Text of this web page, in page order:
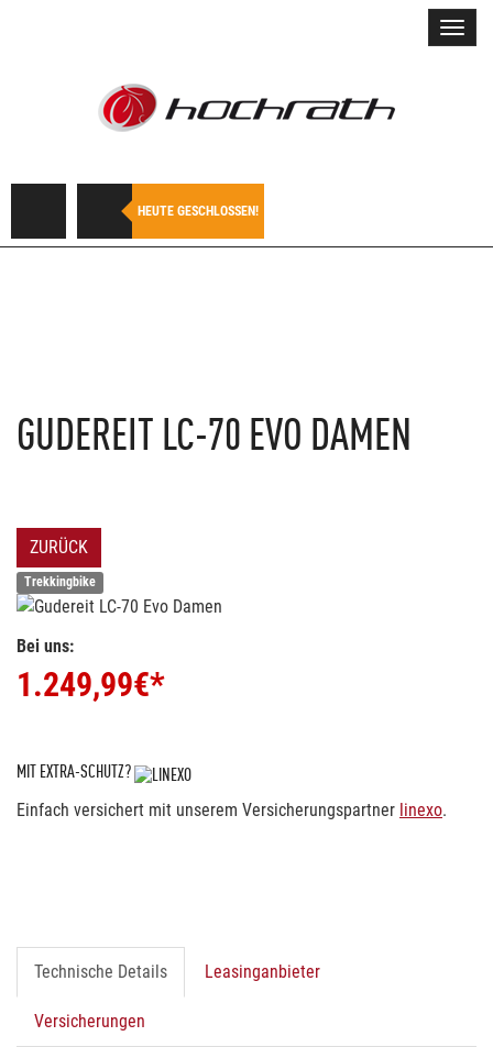
HEUTE GESCHLOSSEN!
GUDEREIT LC-70 EVO DAMEN
ZURÜCK
Trekkingbike
Bei uns:
1.249,99€*
MIT EXTRA-SCHUTZ?
Einfach versichert mit unserem Versicherungspartner linexo.
Technische Details Leasinganbieter
Versicherungen